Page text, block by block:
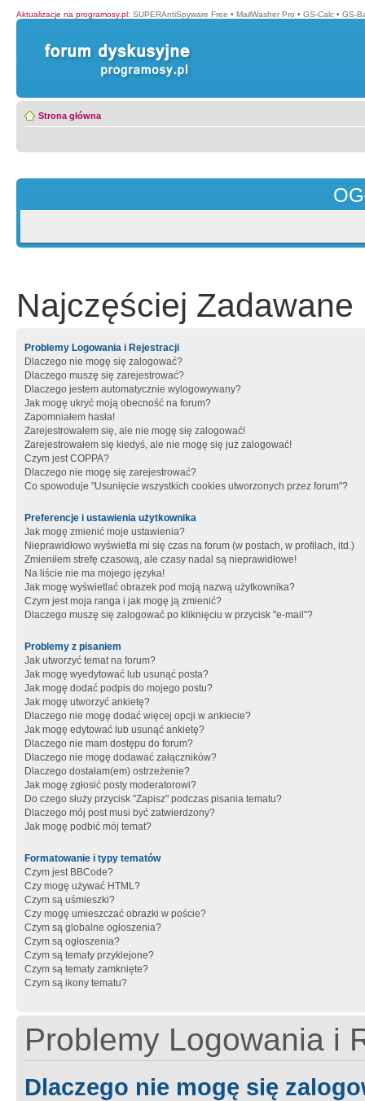
Aktualizacje na programosy.pl: SUPERAntiSpyware Free • MailWasher Pro • GS-Calc • GS-
Strona główna
Najczęściej Zadawane
Problemy Logowania i Rejestracji
Dlaczego nie mogę się zalogować?
Dlaczego muszę się zarejestrować?
Dlaczego jestem automatycznie wylogowywany?
Jak mogę ukryć moją obecność na forum?
Zapomniałem hasła!
Zarejestrowałem się, ale nie mogę się zalogować!
Zarejestrowałem się kiedyś, ale nie mogę się już zalogować!
Czym jest COPPA?
Dlaczego nie mogę się zarejestrować?
Co spowoduje "Usunięcie wszystkich cookies utworzonych przez forum"?
Preferencje i ustawienia użytkownika
Jak mogę zmienić moje ustawienia?
Nieprawidłowo wyświetla mi się czas na forum (w postach, w profilach, itd.)
Zmieniłem strefę czasową, ale czasy nadal są nieprawidłowe!
Na liście nie ma mojego języka!
Jak mogę wyświetlać obrazek pod moją nazwą użytkownika?
Czym jest moja ranga i jak mogę ją zmienić?
Dlaczego muszę się zalogować po kliknięciu w przycisk "e-mail"?
Problemy z pisaniem
Jak utworzyć temat na forum?
Jak mogę wyedytować lub usunąć posta?
Jak mogę dodać podpis do mojego postu?
Jak mogę utworzyć ankietę?
Dlaczego nie mogę dodać więcej opcji w ankiecie?
Jak mogę edytować lub usunąć ankietę?
Dlaczego nie mam dostępu do forum?
Dlaczego nie mogę dodawać załączników?
Dlaczego dostałam(em) ostrzeżenie?
Jak mogę zgłosić posty moderatorowi?
Do czego służy przycisk "Zapisz" podczas pisania tematu?
Dlaczego mój post musi być zatwierdzony?
Jak mogę podbić mój temat?
Formatowanie i typy tematów
Czym jest BBCode?
Czy mogę używać HTML?
Czym są uśmieszki?
Czy mogę umieszczać obrazki w poście?
Czym są globalne ogłoszenia?
Czym są ogłoszenia?
Czym są tematy przyklejone?
Czym są tematy zamknięte?
Czym są ikony tematu?
Problemy Logowania i
Dlaczego nie mogę się